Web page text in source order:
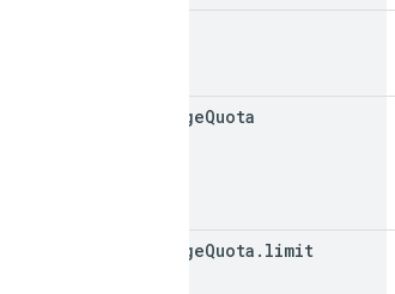
storageQuota
storageQuota . limit